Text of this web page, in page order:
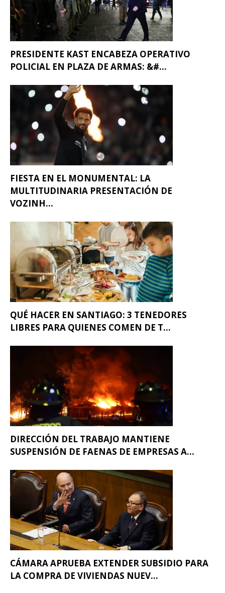
PRESIDENTE KAST ENCABEZA OPERATIVO
POLICIAL EN PLAZA DE ARMAS: &#...
FIESTA EN EL MONUMENTAL: LA
MULTITUDINARIA PRESENTACIÓN DE
VOZINH...
QUÉ HACER EN SANTIAGO: 3 TENEDORES
LIBRES PARA QUIENES COMEN DE T...
DIRECCIÓN DEL TRABAJO MANTIENE
SUSPENSIÓN DE FAENAS DE EMPRESAS A...
CÁMARA APRUEBA EXTENDER SUBSIDIO PARA
LA COMPRA DE VIVIENDAS NUEV...